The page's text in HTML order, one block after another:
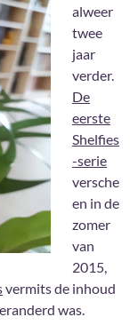
alweer
twee
jaar
verder.
De
eerste
Shelfies
-serie
versche
en in de
zomer
van
2015,
vermits de inhoud
was.